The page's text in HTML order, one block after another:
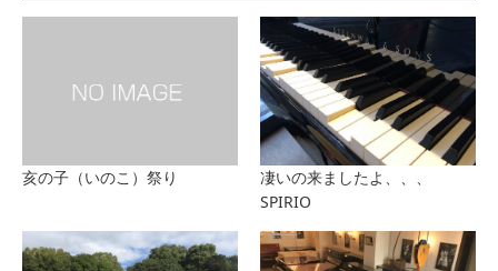
亥の子（いのこ）祭り
凄いの来ましたよ、、、
SPIRIO